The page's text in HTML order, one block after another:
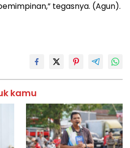
tegasnya. (Agun).
kamu